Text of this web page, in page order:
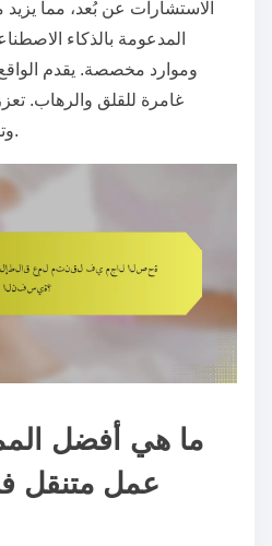
الاستشارات عن بُعد، مما
المدعومة بالذكاء
وموارد مخصصة. يقدم
غامرة للقلق والرهاب.
وتحسن نتائج الصحة النفسية.
ما هي أفضل
عمل متنقل